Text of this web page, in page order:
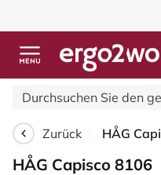
Zurück
HÅG Capisco 8106